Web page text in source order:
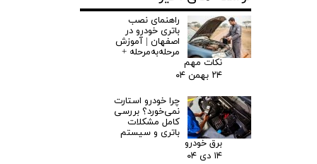
راهنمای نصب
باتری خودرو در
اصفهان | آموزش
مرحله‌به‌مرحله +
نکات مهم
۲۴ بهمن ۰۴
چرا خودرو استارت
نمی‌خورد؟ بررسی
کامل مشکلات
باتری و سیستم
برق خودرو
۱۴ دی ۰۴